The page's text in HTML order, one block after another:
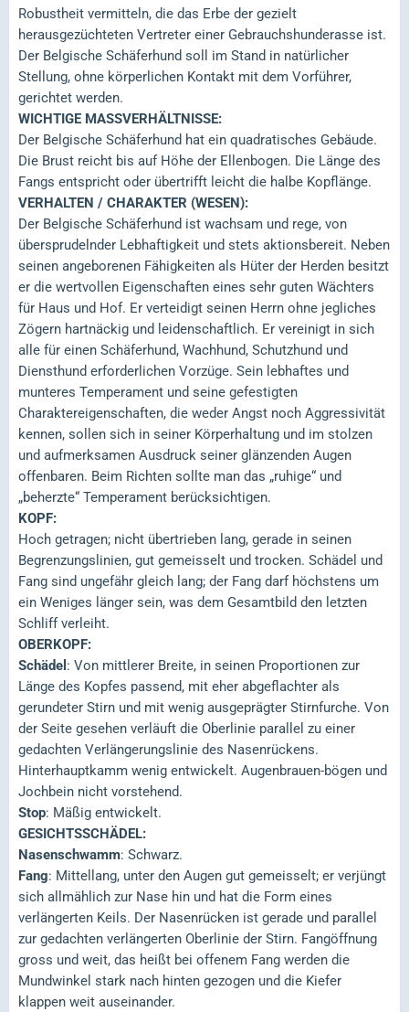
Robustheit vermitteln, die das Erbe der gezielt
herausgezüchteten Vertreter einer Gebrauchshunderasse ist.
Der Belgische Schäferhund soll im Stand in natürlicher
Stellung, ohne körperlichen Kontakt mit dem Vorführer,
gerichtet werden.
WICHTIGE MASSVERHÄLTNISSE:
Der Belgische Schäferhund hat ein quadratisches Gebäude.
Die Brust reicht bis auf Höhe der Ellenbogen. Die Länge des
Fangs entspricht oder übertrifft leicht die halbe Kopflänge.
VERHALTEN / CHARAKTER (WESEN):
Der Belgische Schäferhund ist wachsam und rege, von
übersprudelnder Lebhaftigkeit und stets aktionsbereit. Neben
seinen angeborenen Fähigkeiten als Hüter der Herden besitzt
er die wertvollen Eigenschaften eines sehr guten Wächters
für Haus und Hof. Er verteidigt seinen Herrn ohne jegliches
Zögern hartnäckig und leidenschaftlich. Er vereinigt in sich
alle für einen Schäferhund, Wachhund, Schutzhund und
Diensthund erforderlichen Vorzüge. Sein lebhaftes und
munteres Temperament und seine gefestigten
Charaktereigenschaften, die weder Angst noch Aggressivität
kennen, sollen sich in seiner Körperhaltung und im stolzen
und aufmerksamen Ausdruck seiner glänzenden Augen
offenbaren. Beim Richten sollte man das „ruhige“ und
„beherzte“ Temperament berücksichtigen.
KOPF:
Hoch getragen; nicht übertrieben lang, gerade in seinen
Begrenzungslinien, gut gemeisselt und trocken. Schädel und
Fang sind ungefähr gleich lang; der Fang darf höchstens um
ein Weniges länger sein, was dem Gesamtbild den letzten
Schliff verleiht.
OBERKOPF:
Schädel : Von mittlerer Breite, in seinen Proportionen zur
Länge des Kopfes passend, mit eher abgeflachter als
gerundeter Stirn und mit wenig ausgeprägter Stirnfurche. Von
der Seite gesehen verläuft die Oberlinie parallel zu einer
gedachten Verlängerungslinie des Nasenrückens.
Hinterhauptkamm wenig entwickelt. Augenbrauen-bögen und
Jochbein nicht vorstehend.
Stop: Mäßig entwickelt.
GESICHTSSCHÄDEL:
Nasenschwamm: Schwarz.
Fang: Mittellang, unter den Augen gut gemeisselt; er verjüngt
sich allmählich zur Nase hin und hat die Form eines
verlängerten Keils. Der Nasenrücken ist gerade und parallel
zur gedachten verlängerten Oberlinie der Stirn. Fangöffnung
gross und weit, das heißt bei offenem Fang werden die
Mundwinkel stark nach hinten gezogen und die Kiefer
klappen weit auseinander.